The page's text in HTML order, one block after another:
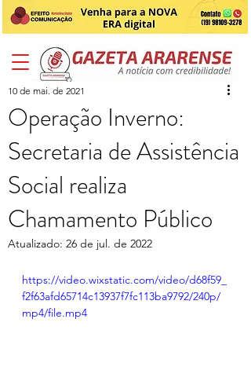
Operação Inverno:
Secretaria de Assistência
Social realiza
Chamamento Público
10 de mai. de 2021
Atualizado: 26 de jul. de 2022
https://video.wixstatic.com/video/d68f59_
f2f63afd65714c13937f7fc113ba9792/240p/
mp4/file.mp4